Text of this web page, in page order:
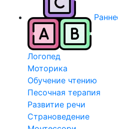
Логопед
Моторика
Обучение чтению
Песочная терапия
Развитие речи
Страноведение